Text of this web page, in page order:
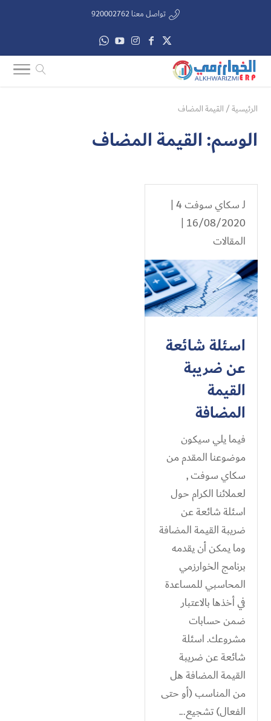
تواصل معنا 920002762
الرئيسية/ القيمة المضاف
الوسم:القيمة المضاف
لـسكاي سوفت 4
|
16/08/2020 |
المقالات
اسئلة شائعة
عن ضريبة
القيمة
المضافة
فيما يلي سيكون
موضوعنا المقدم من
سكاي سوفت ,
لعملائنا الكرام حول
اسئلة شائعة عن
ضريبة القيمة المضافة
وما يمكن أن يقدمه
برنامج الخوارزمي
المحاسبي للمساعدة
في أخذها بالاعتبار
ضمن حسابات
مشروعك. اسئلة
شائعة عن ضريبة
القيمة المضافة هل
من المناسب (أو حتى
الفعال) تشجيع...